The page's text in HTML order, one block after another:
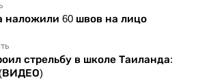
наложили 60 швов на лицо
стрельбу в школе Таиланда: